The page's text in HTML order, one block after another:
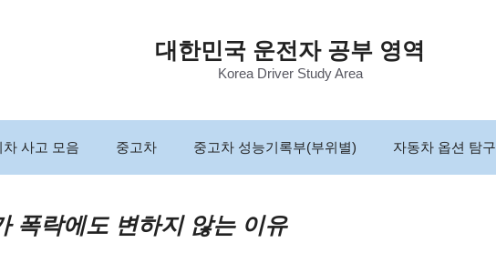
대한민국 운전자 공부 영역
Korea Driver Study Area
차 사고 모음 중고차 중고차 성능기록부(부위별) 자동차 옵션 탐구
폭락에도 변하지 않는 이유